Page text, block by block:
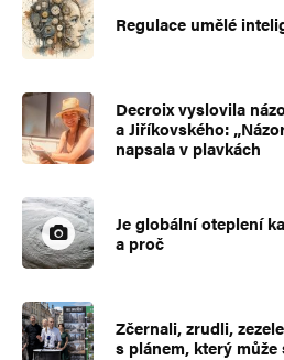
Regulace umělé
Decroix vyslovila
a Jiříkovského:
napsala v plavkách
Je globální oteplení
a proč
Zčernali, zrudli,
s plánem, který